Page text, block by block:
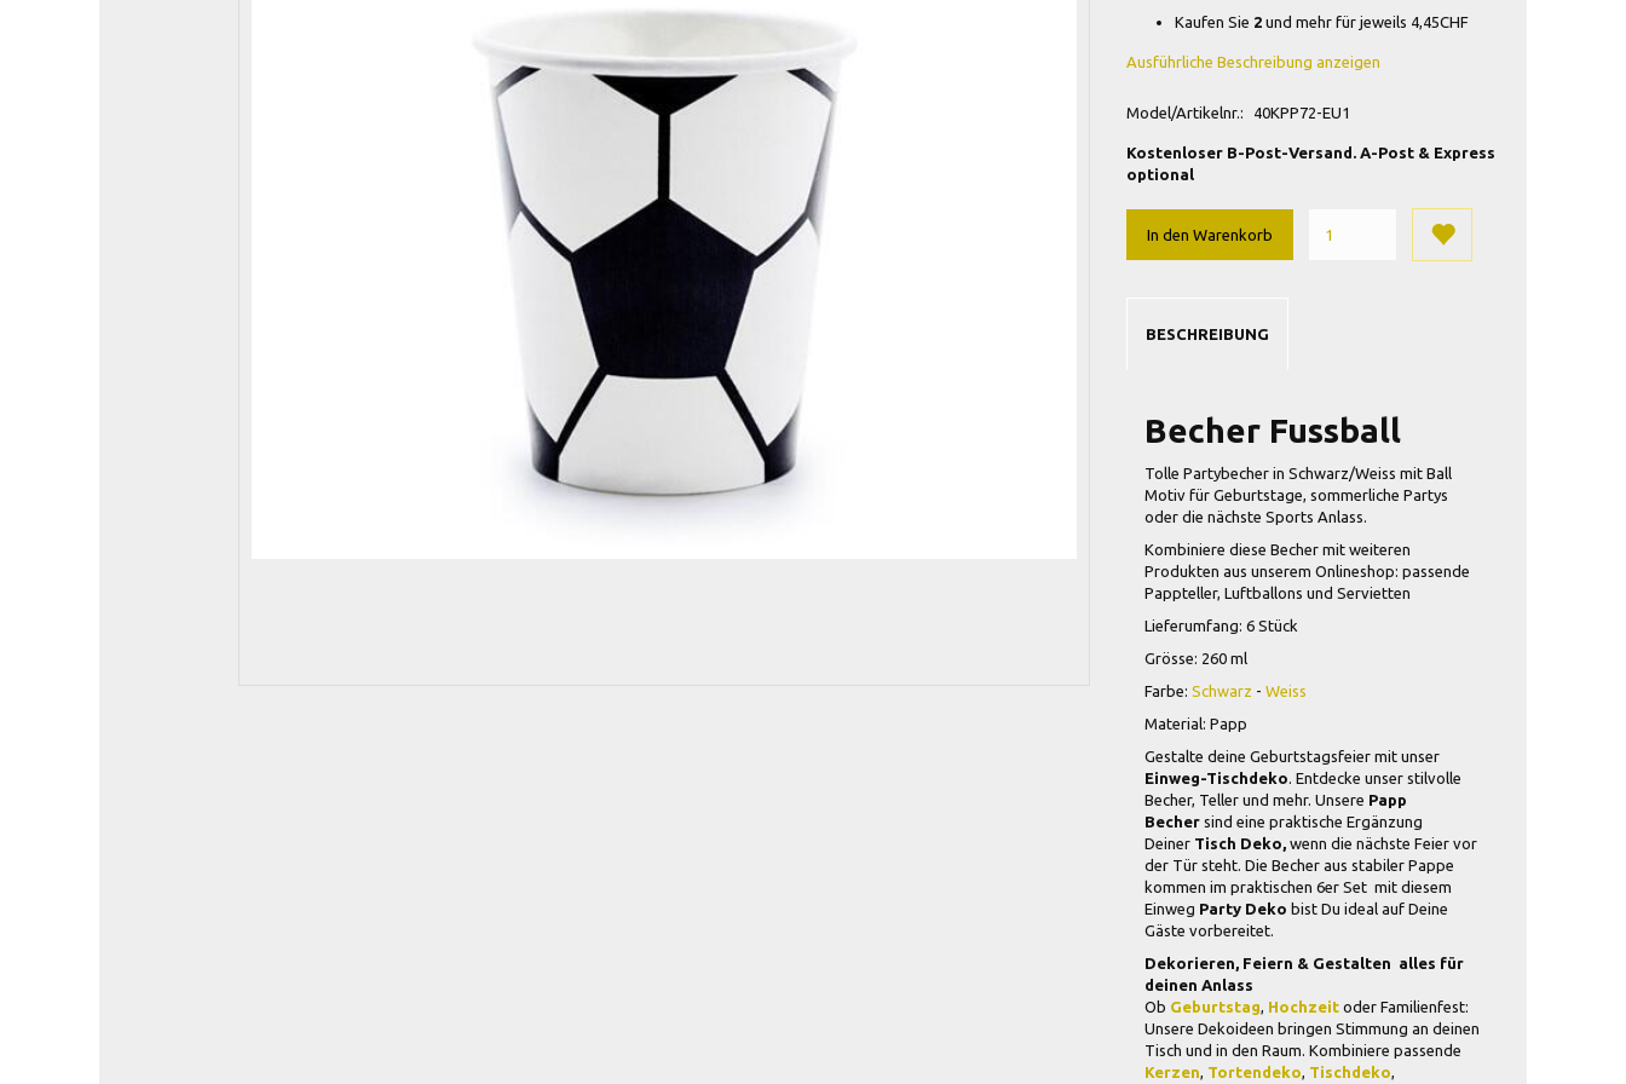
Kaufen Sie 2und mehr für jeweils 4,45CHF
Ausführliche Beschreibung anzeigen
Model/Artikelnr.: 40KPP72-EU1
Kostenloser B-Post-Versand. A-Post & Express
optional
In den Warenkorb
BESCHREIBUNG
Becher Fussball
Tolle Partybecher in Schwarz/Weiss mit Ball
Motiv für Geburtstage, sommerliche Partys
oder die nächste Sports Anlass.
Kombiniere diese Becher mit weiteren
Produkten aus unserem Onlineshop: passende
Pappteller, Luftballons und Servietten
Lieferumfang: 6 Stück
Grösse: 260 ml
Farbe: Schwarz - Weiss
Material: Papp
Gestalte deine Geburtstagsfeier mit unser
Einweg-Tischdeko . Entdecke unser stilvolle
Becher, Teller und mehr. Unsere Papp
Bechersind eine praktische Ergänzung
Deiner Tisch Deko, wenn die nächste Feier vor
der Tür steht. Die Becher aus stabiler Pappe
kommen im praktischen 6er Set  mit diesem
Einweg Party Deko bist Du ideal auf Deine
Gäste vorbereitet.
Dekorieren, Feiern & Gestalten  alles für
deinen Anlass
Ob Geburtstag Hochzeitoder Familienfest:
Unsere Dekoideen bringen Stimmung an deinen
Tisch und in den Raum. Kombiniere passende
Kerzen Tortendeko Tischdeko